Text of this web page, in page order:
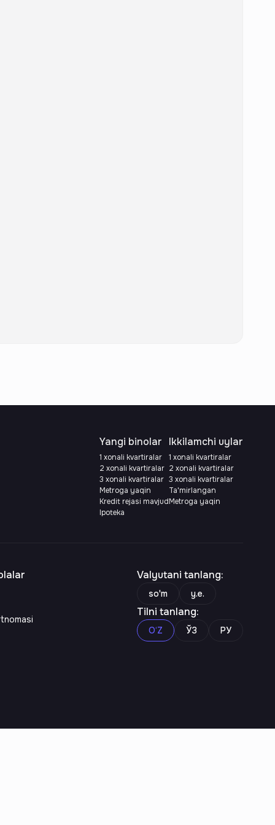
Yangi binolar
1 xonali kvartiralar
2 xonali kvartiralar
3 xonali kvartiralar
Metroga yaqin
Kredit rejasi mavjud
Ipoteka
Ikkilamchi uylar
1 xonali kvartiralar
2 xonali kvartiralar
3 xonali kvartiralar
Ta'mirlangan
Metroga yaqin
Valyutani tanlang:
so'm y.e.
Tilni tanlang:
O‘Z ЎЗ РУ